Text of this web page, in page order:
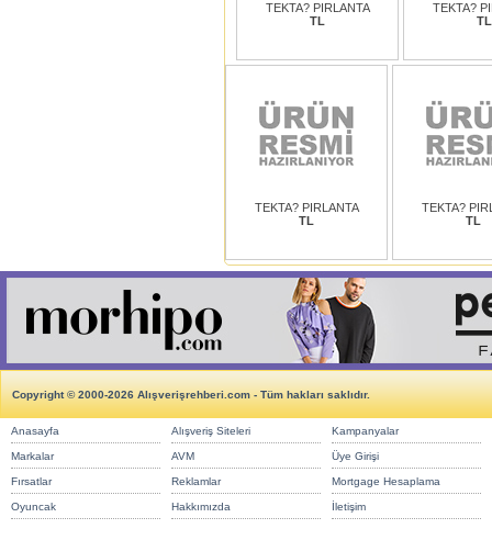
TEKTA? PIRLANTA
TL
TEKTA?
TL
TEKTA? PIRLANTA
TL
TEKTA?
TL
Copyright © 2000-2026 Alışverişrehberi.com - Tüm hakları saklıdır.
Anasayfa Alışveriş Siteleri Kampanyalar
Markalar AVM Üye Girişi
Fırsatlar Reklamlar Mortgage Hesaplama
Oyuncak Hakkımızda İletişim